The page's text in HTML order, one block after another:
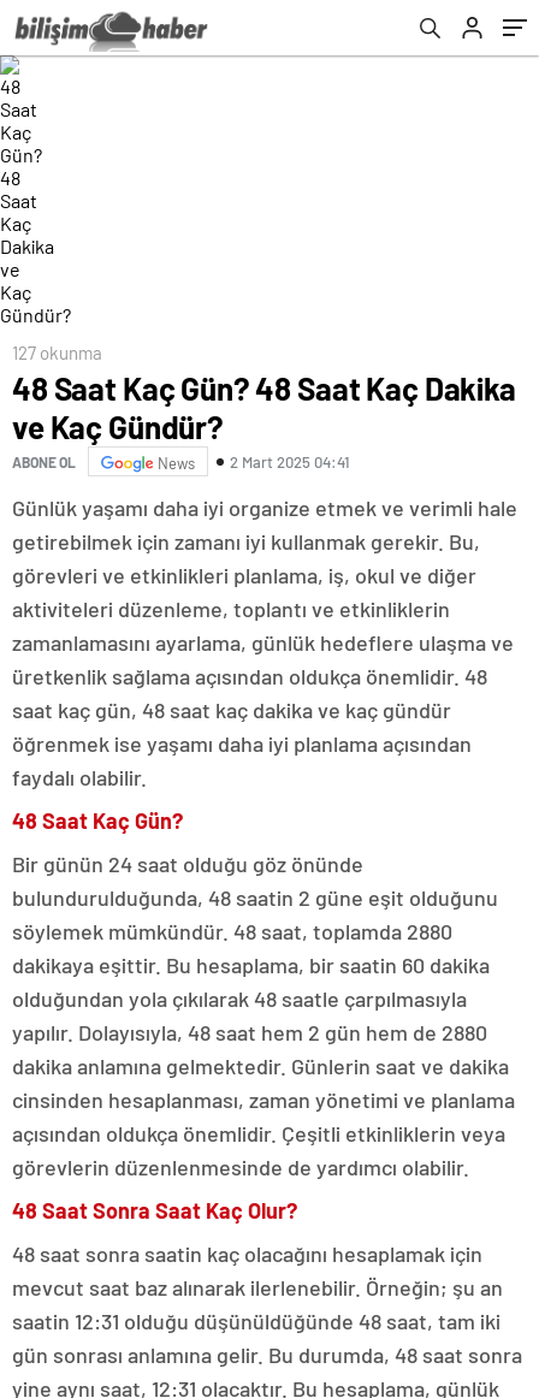
127 okunma
48 Saat Kaç Gün? 48 Saat Kaç Dakika
ve Kaç Gündür?
ABONE OL News 2 Mart 2025 04:41
Günlük yaşamı daha iyi organize etmek ve verimli hale
getirebilmek için zamanı iyi kullanmak gerekir. Bu,
görevleri ve etkinlikleri planlama, iş, okul ve diğer
aktiviteleri düzenleme, toplantı ve etkinliklerin
zamanlamasını ayarlama, günlük hedeflere ulaşma ve
üretkenlik sağlama açısından oldukça önemlidir. 48
saat kaç gün, 48 saat kaç dakika ve kaç gündür
öğrenmek ise yaşamı daha iyi planlama açısından
faydalı olabilir.
48 Saat Kaç Gün?
Bir günün 24 saat olduğu göz önünde
bulundurulduğunda, 48 saatin 2 güne eşit olduğunu
söylemek mümkündür. 48 saat, toplamda 2880
dakikaya eşittir. Bu hesaplama, bir saatin 60 dakika
olduğundan yola çıkılarak 48 saatle çarpılmasıyla
yapılır. Dolayısıyla, 48 saat hem 2 gün hem de 2880
dakika anlamına gelmektedir. Günlerin saat ve dakika
cinsinden hesaplanması, zaman yönetimi ve planlama
açısından oldukça önemlidir. Çeşitli etkinliklerin veya
görevlerin düzenlenmesinde de yardımcı olabilir.
48 Saat Sonra Saat Kaç Olur?
48 saat sonra saatin kaç olacağını hesaplamak için
mevcut saat baz alınarak ilerlenebilir. Örneğin; şu an
saatin 12:31 olduğu düşünüldüğünde 48 saat, tam iki
gün sonrası anlamına gelir. Bu durumda, 48 saat sonra
yine aynı saat, 12:31 olacaktır. Bu hesaplama, günlük